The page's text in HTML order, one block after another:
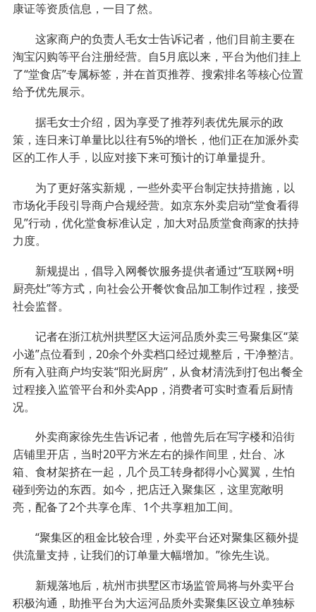
康证等资质信息，一目了然。
这家商户的负责人毛女士告诉记者，他们目前主要在
淘宝闪购等平台注册经营。自5月底以来，平台为他们挂上
了“堂食店”专属标签，并在首页推荐、搜索排名等核心位置
给予优先展示。
据毛女士介绍，因为享受了推荐列表优先展示的政
策，连日来订单量比以往有5%的增长，他们正在加派外卖
区的工作人手，以应对接下来可预计的订单量提升。
为了更好落实新规，一些外卖平台制定扶持措施，以
市场化手段引导商户合规经营。如京东外卖启动“堂食看得
见”行动，优化堂食标准认定，加大对品质堂食商家的扶持
力度。
新规提出，倡导入网餐饮服务提供者通过“互联网+明
厨亮灶”等方式，向社会公开餐饮食品加工制作过程，接受
社会监督。
记者在浙江杭州拱墅区大运河品质外卖三号聚集区“菜
小递”点位看到，20余个外卖档口经过规整后，干净整洁。
所有入驻商户均安装“阳光厨房”，从食材清洗到打包出餐全
过程接入监管平台和外卖App，消费者可实时查看后厨情
况。
外卖商家徐先生告诉记者，他曾先后在写字楼和沿街
店铺里开店，当时20平方米左右的操作间里，灶台、冰
箱、食材架挤在一起，几个员工转身都得小心翼翼，生怕
碰到旁边的东西。如今，把店迁入聚集区，这里宽敞明
亮，配备了2个共享仓库、1个共享粗加工间。
“聚集区的租金比较合理，外卖平台还对聚集区额外提
供流量支持，让我们的订单量大幅增加。”徐先生说。
新规落地后，杭州市拱墅区市场监管局将与外卖平台
积极沟通，助推平台为大运河品质外卖聚集区设立单独标